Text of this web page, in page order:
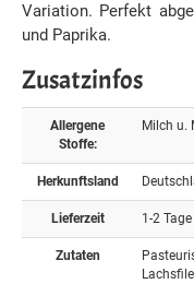
Variation. Perfekt
und Paprika.
Zusatzinfos
Allergene
Stoffe:
Milch u.
Herkunftsland
Lieferzeit 1-2 Tage
Zutaten